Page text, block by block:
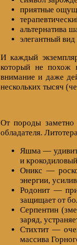
приятные
альтернатива
элегантный
И каждый
который не похож
внимание и даже
нескольких тысяч
От породы заметно
обладателя.
Яшма —
и
Оникс —
энергии,
Родонит —
защищает от
Серпентин
заряд,
Стихтит —
массива